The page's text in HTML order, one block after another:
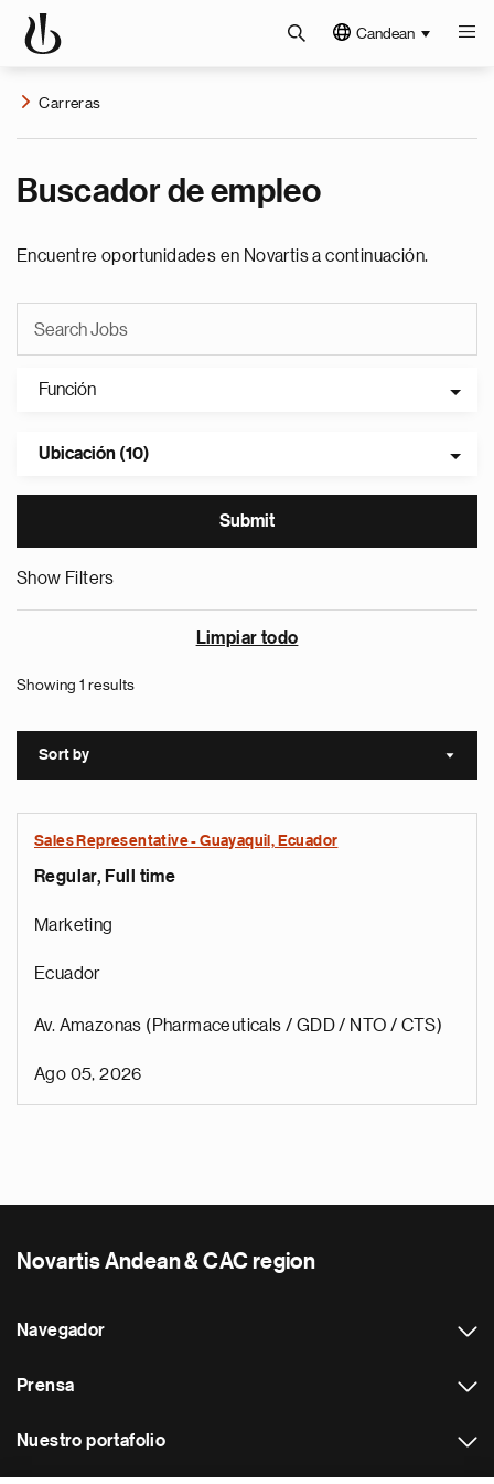
Candean
Carreras
Buscador de empleo
Encuentre oportunidades en Novartis a continuación.
Función
Ubicación (10)
Show Filters
Limpiar todo
Showing 1 results
Sort by Sort
Sales Representative - Guayaquil, Ecuador
Regular, Full time
Marketing
Ecuador
Av. Amazonas (Pharmaceuticals / GDD / NTO / CTS)
Ago 05, 2026
Novartis Andean & CAC region
Navegador
Prensa
Nuestro portafolio